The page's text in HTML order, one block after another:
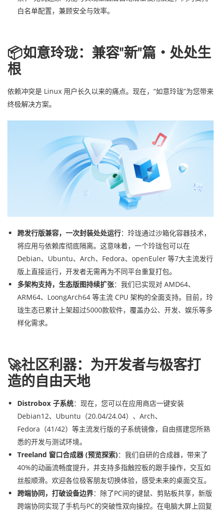
白名单配置，兼顾安全与效率。
📦如意玲珑：兼容"新"篇・处处生
根
依赖冲突是 Linux 用户长久以来的痛点。现在，“如意玲珑”为您带来
终极解决方案。
跨发行版兼容，一次封装处处运行：玲珑通过沙箱化容器技术，
将应用与依赖库彻底隔离。这意味着，一个玲珑包可以在
Debian、Ubuntu、Arch、Fedora、openEuler 等7大主流发行
版上直接运行，开发者无需再为不同平台重复打包。
多架构支持，生态版图持续扩张：我们已实现对 AMD64、
ARM64、LoongArch64 等主流 CPU 架构的全面支持。目前，玲
珑生态已累计上架超过5000款软件，覆盖办公、开发、娱乐等多
样化需求。
🚀社区利器：为开发者与极客打
造的自由天地
Distrobox 子系统：现在，您可以在应用商店一键安装
Debian12、Ubuntu（20.04/24.04）、Arch、
Fedora（41/42）等主流发行版的子系统镜像，自由搭建您所熟
悉的开发与测试环境。
Treeland 窗口合成器 (预览探索)：我们自研的合成器，带来了
40%的动画流畅度提升，并支持多指触控板的跟手操作，交互如
丝般顺滑。欢迎各位极客朋友切换体验，感受未来的桌面交互。
跨端协同，打破设备边界：除了PC间的键鼠、剪贴板共享，新版
跨端协同实现了手机与PC的突破性双向操控。在电脑大屏上回复